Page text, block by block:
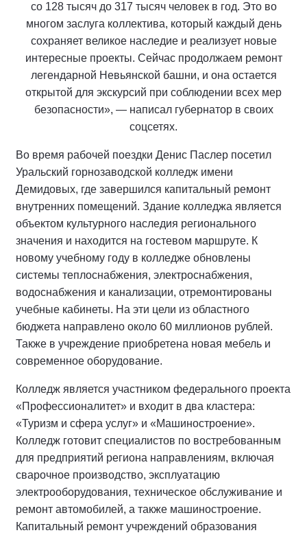
со 128 тысяч до 317 тысяч человек в год. Это во
многом заслуга коллектива, который каждый день
сохраняет великое наследие и реализует новые
интересные проекты. Сейчас продолжаем ремонт
легендарной Невьянской башни, и она остается
открытой для экскурсий при соблюдении всех мер
безопасности», — написал губернатор в своих
соцсетях.
Во время рабочей поездки Денис Паслер посетил
Уральский горнозаводской колледж имени
Демидовых, где завершился капитальный ремонт
внутренних помещений. Здание колледжа является
объектом культурного наследия регионального
значения и находится на гостевом маршруте. К
новому учебному году в колледже обновлены
системы теплоснабжения, электроснабжения,
водоснабжения и канализации, отремонтированы
учебные кабинеты. На эти цели из областного
бюджета направлено около 60 миллионов рублей.
Также в учреждение приобретена новая мебель и
современное оборудование.
Колледж является участником федерального проекта
«Профессионалитет» и входит в два кластера:
«Туризм и сфера услуг» и «Машиностроение».
Колледж готовит специалистов по востребованным
для предприятий региона направлениям, включая
сварочное производство, эксплуатацию
электрооборудования, техническое обслуживание и
ремонт автомобилей, а также машиностроение.
Капитальный ремонт учреждений образования